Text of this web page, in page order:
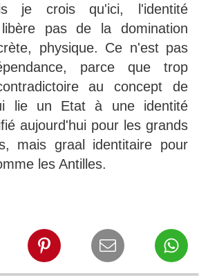
je crois qu'ici, l'identité
pas de la domination
physique. Ce n'est pas
parce que trop
au concept de
lie un Etat à une identité
aujourd'hui pour les grands
mais graal identitaire pour
les Antilles.